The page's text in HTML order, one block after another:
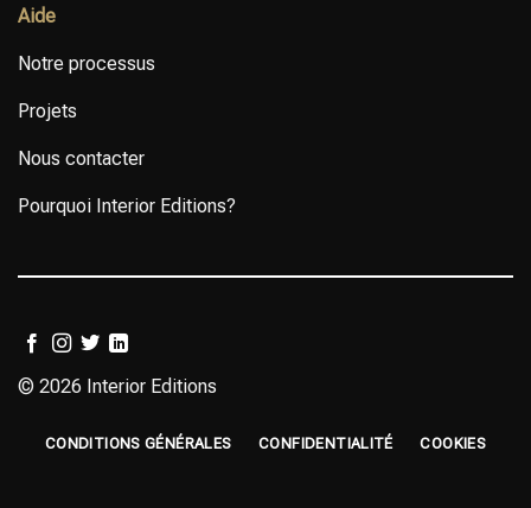
Aide
Notre processus
Projets
Nous contacter
Pourquoi Interior Editions?
© 2026 Interior Editions
CONDITIONS GÉNÉRALES CONFIDENTIALITÉ COOKIES